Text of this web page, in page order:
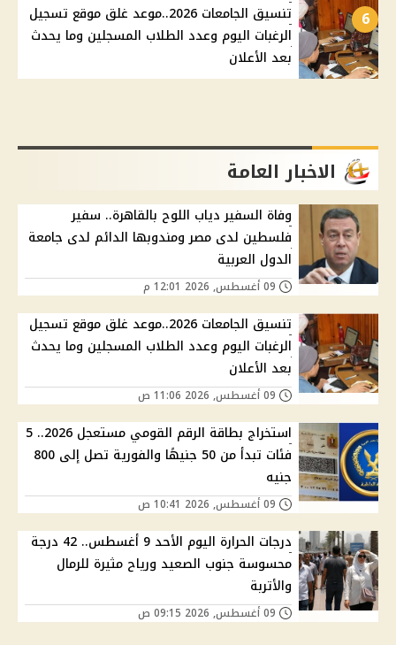
6
تنسيق الجامعات 2026..موعد غلق موقع تسجيل
الرغبات اليوم وعدد الطلاب المسجلين وما يحدث
بعد الأعلان
الاخبار العامة
وفاة السفير دياب اللوح بالقاهرة.. سفير
فلسطين لدى مصر ومندوبها الدائم لدى جامعة
الدول العربية
تنسيق الجامعات 2026..موعد غلق موقع تسجيل
الرغبات اليوم وعدد الطلاب المسجلين وما يحدث
بعد الأعلان
استخراج بطاقة الرقم القومي مستعجل 2026.. 5
فئات تبدأ من 50 جنيهًا والفورية تصل إلى 800
جنيه
درجات الحرارة اليوم الأحد 9 أغسطس.. 42 درجة
محسوسة جنوب الصعيد ورياح مثيرة للرمال
والأتربة